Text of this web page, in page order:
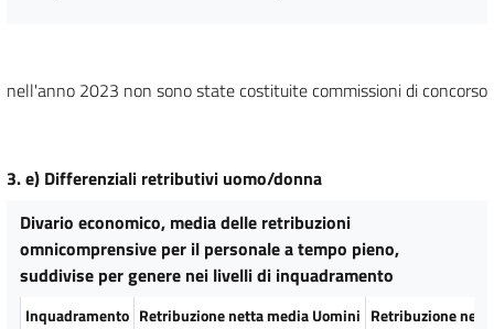
nell'anno 2023 non sono state costituite commissioni di concorso
3. e) Differenziali retributivi uomo/donna
Divario economico, media delle retribuzioni
omnicomprensive per il personale a tempo pieno,
suddivise per genere nei livelli di inquadramento
Inquadramento Retribuzione netta media Uomini Retribuzione